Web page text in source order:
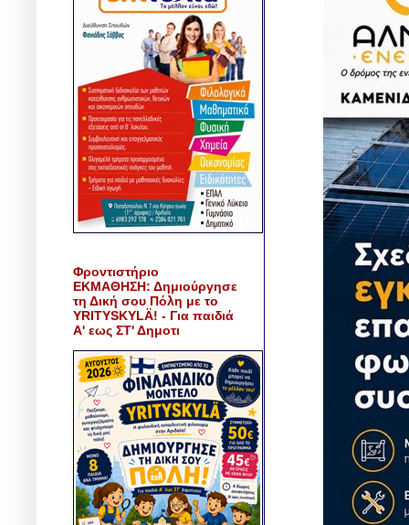
Φροντιστήριο
ΕΚΜΑΘΗΣΗ: Δημιούργησε
τη Δική σου Πόλη με το
YRITYSKYLÄ! - Για παιδιά
Α' εως ΣΤ' Δημοτι